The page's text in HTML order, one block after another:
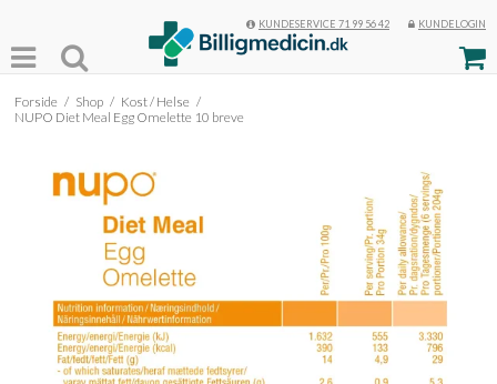
KUNDESERVICE 71 99 56 42 KUNDELOGIN
Forside / Shop / Kost / Helse /
NUPO Diet Meal Egg Omelette 10 breve